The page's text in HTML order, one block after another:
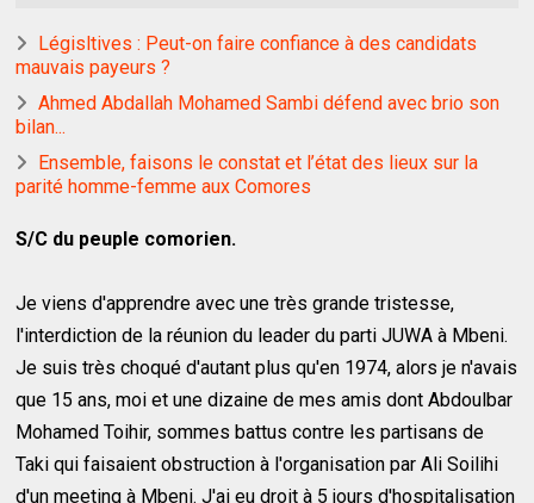
Législtives : Peut-on faire confiance à des candidats
mauvais payeurs ?
Ahmed Abdallah Mohamed Sambi défend avec brio son
bilan...
Ensemble, faisons le constat et l’état des lieux sur la
parité homme-femme aux Comores
S/C du peuple comorien.
Je viens d'apprendre avec une très grande tristesse,
l'interdiction de la réunion du leader du parti JUWA à Mbeni.
Je suis très choqué d'autant plus qu'en 1974, alors je n'avais
que 15 ans, moi et une dizaine de mes amis dont Abdoulbar
Mohamed Toihir, sommes battus contre les partisans de
Taki qui faisaient obstruction à l'organisation par Ali Soilihi
d'un meeting à Mbeni. J'ai eu droit à 5 jours d'hospitalisation